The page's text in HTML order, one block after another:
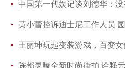
王丽坤玩起变装游戏，百变
陈都灵曝全新时尚街拍 诠释